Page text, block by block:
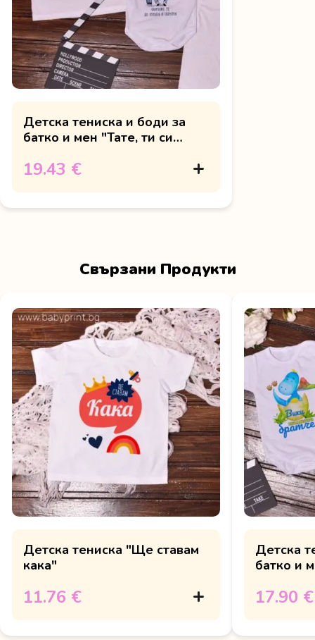
Детска тениска и боди за
батко и мен "Тате, ти си
19.43 €
Свързани Продукти
Детска тениска "Ще ставам
кака"
11.76 €
Детска
батко и
17.90 €